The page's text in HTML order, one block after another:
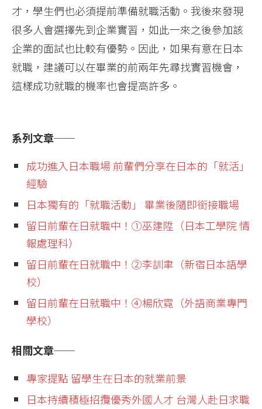
才，學生們也必須提前準備就職活動。我後來發現
很多人會選擇先到企業實習，如此一來之後參加該
企業的面試也比較有優勢。因此，如果有意在日本
就職，建議可以在畢業的前兩年先尋找實習機會，
這樣成功就職的機率也會提高許多。
系列文章──
成功進入日本職場 前輩們分享在日本的「就活」
經驗
日本獨有的「就職活動」 畢業後隨即銜接職場
留日前輩在日就職中！①巫建陞（日本工學院 情
報處理科）
留日前輩在日就職中！②李訓聿（新宿日本語學
校）
留日前輩在日就職中！④楊欣霓（外語商業專門
學校）
相關文章──
專家提點 留學生在日本的就業前景
日本持續積極招攬優秀外國人才 台灣人赴日求職